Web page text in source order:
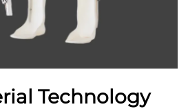
Technology